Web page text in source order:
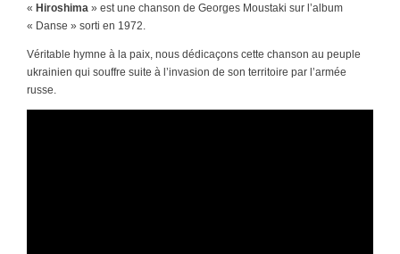
« Hiroshima » est une chanson de Georges Moustaki sur l’album
« Danse » sorti en 1972.
Véritable hymne à la paix, nous dédicaçons cette chanson au peuple
ukrainien qui souffre suite à l’invasion de son territoire par l’armée
russe.